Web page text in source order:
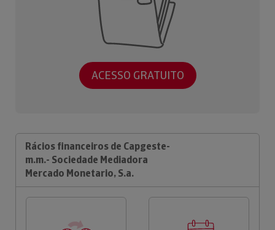
ACESSO GRATUITO
Rácios financeiros de Capgeste-
m.m.- Sociedade Mediadora
Mercado Monetario, S.a.